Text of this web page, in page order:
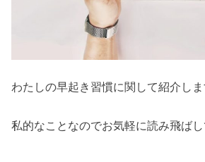
わたしの早起き習慣に関して紹介しま
私的なことなのでお気軽に読み飛ばし